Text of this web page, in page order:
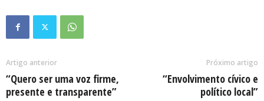
Artigo anterior
“Quero ser uma voz firme,
presente e transparente”
Próximo artigo
“Envolvimento cívico e
político local”